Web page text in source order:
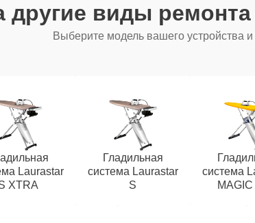
другие виды ремонта
Выберите модель вашего устройства
Laurastar
XTRA
Гладильная
система Laurastar
S
система